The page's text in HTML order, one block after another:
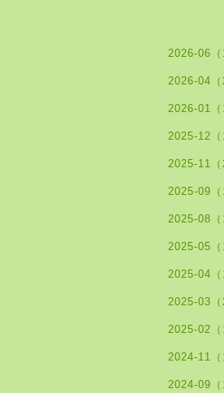
2026-06（
2026-04（
2026-01（
2025-12（
2025-11（
2025-09（
2025-08（
2025-05（
2025-04（
2025-03（
2025-02（
2024-11（
2024-09（